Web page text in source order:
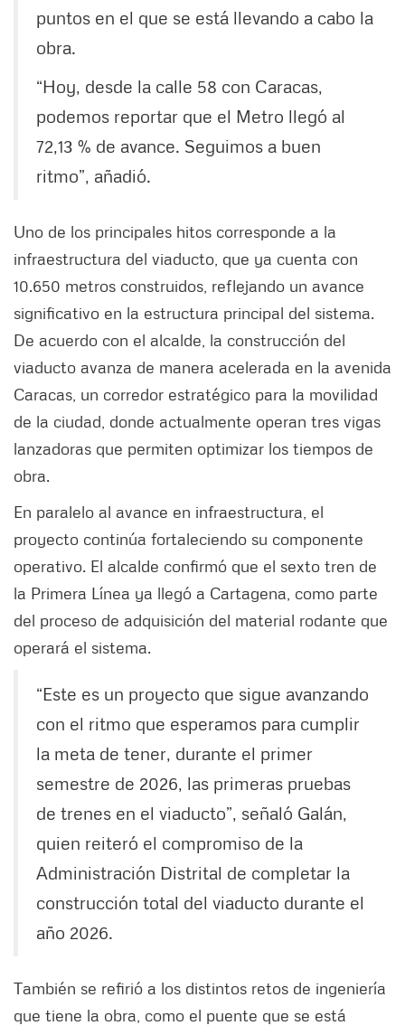
puntos en el que se está llevando a cabo la
obra.
“Hoy, desde la calle 58 con Caracas,
podemos reportar que el Metro llegó al
72,13 % de avance. Seguimos a buen
ritmo”, añadió.
Uno de los principales hitos corresponde a la
infraestructura del viaducto, que ya cuenta con
10.650 metros construidos, reflejando un avance
significativo en la estructura principal del sistema.
De acuerdo con el alcalde, la construcción del
viaducto avanza de manera acelerada en la avenida
Caracas, un corredor estratégico para la movilidad
de la ciudad, donde actualmente operan tres vigas
lanzadoras que permiten optimizar los tiempos de
obra.
En paralelo al avance en infraestructura, el
proyecto continúa fortaleciendo su componente
operativo. El alcalde confirmó que el sexto tren de
la Primera Línea ya llegó a Cartagena, como parte
del proceso de adquisición del material rodante que
operará el sistema.
“Este es un proyecto que sigue avanzando
con el ritmo que esperamos para cumplir
la meta de tener, durante el primer
semestre de 2026, las primeras pruebas
de trenes en el viaducto”, señaló Galán,
quien reiteró el compromiso de la
Administración Distrital de completar la
construcción total del viaducto durante el
año 2026.
También se refirió a los distintos retos de ingeniería
que tiene la obra, como el puente que se está